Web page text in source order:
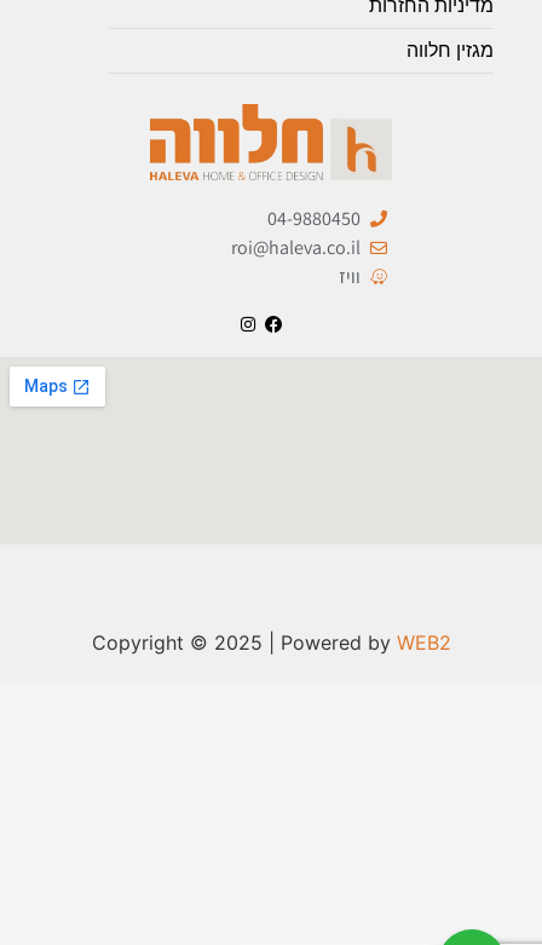
מדיניות החזרות
מגזין חלווה
04-9880450
roi@haleva.co.il
וויז
Copyright © 2025 | Powered by WEB2